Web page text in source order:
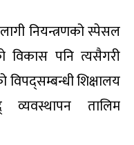
नियन्त्रणको स्पेसल
विकास पनि त्यसैगरी
शिक्षालय
तालिम